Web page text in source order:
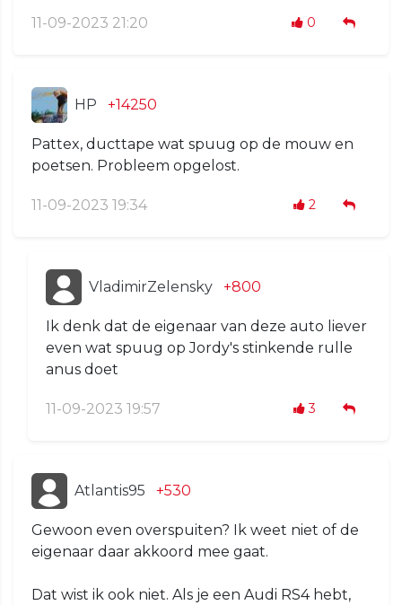
11-09-2023 21:20 0
HP +14250
Pattex, ducttape wat spuug op de mouw en
poetsen. Probleem opgelost.
11-09-2023 19:34 2
VladimirZelensky +800
Ik denk dat de eigenaar van deze auto liever
even wat spuug op Jordy's stinkende rulle
anus doet
11-09-2023 19:57 3
Atlantis95 +530
Gewoon even overspuiten? Ik weet niet of de
eigenaar daar akkoord mee gaat.
Dat wist ik ook niet. Als je een Audi RS4 hebt,